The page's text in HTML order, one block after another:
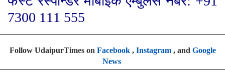
7300 111 555
Follow UdaipurTimes on Facebook, Instagram, and Google
News